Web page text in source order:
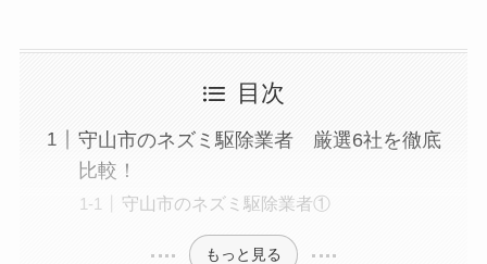
目次
守山市のネズミ駆除業者 厳選6社を徹底
比較！
守山市のネズミ駆除業者①
もっと見る